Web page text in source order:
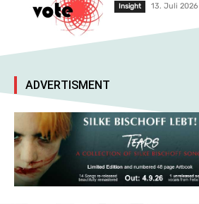
Insight 13. Juli 2026
ADVERTISMENT